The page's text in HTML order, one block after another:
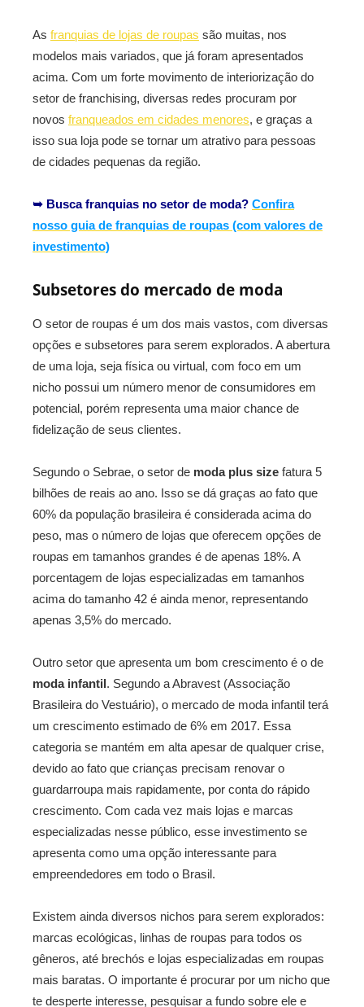
As franquias de lojas de roupas são muitas, nos
modelos mais variados, que já foram apresentados
acima. Com um forte movimento de interiorização do
setor de franchising, diversas redes procuram por
novos franqueados em cidades menores, e graças a
isso sua loja pode se tornar um atrativo para pessoas
de cidades pequenas da região.
➥ Busca franquias no setor de moda? Confira
nosso guia de franquias de roupas (com valores de
investimento)
Subsetores do mercado de moda
O setor de roupas é um dos mais vastos, com diversas
opções e subsetores para serem explorados. A abertura
de uma loja, seja física ou virtual, com foco em um
nicho possui um número menor de consumidores em
potencial, porém representa uma maior chance de
fidelização de seus clientes.
Segundo o Sebrae, o setor de moda plus size fatura 5
bilhões de reais ao ano. Isso se dá graças ao fato que
60% da população brasileira é considerada acima do
peso, mas o número de lojas que oferecem opções de
roupas em tamanhos grandes é de apenas 18%. A
porcentagem de lojas especializadas em tamanhos
acima do tamanho 42 é ainda menor, representando
apenas 3,5% do mercado.
Outro setor que apresenta um bom crescimento é o de
moda infantil. Segundo a Abravest (Associação
Brasileira do Vestuário), o mercado de moda infantil terá
um crescimento estimado de 6% em 2017. Essa
categoria se mantém em alta apesar de qualquer crise,
devido ao fato que crianças precisam renovar o
guardarroupa mais rapidamente, por conta do rápido
crescimento. Com cada vez mais lojas e marcas
especializadas nesse público, esse investimento se
apresenta como uma opção interessante para
empreendedores em todo o Brasil.
Existem ainda diversos nichos para serem explorados:
marcas ecológicas, linhas de roupas para todos os
gêneros, até brechós e lojas especializadas em roupas
mais baratas. O importante é procurar por um nicho que
te desperte interesse, pesquisar a fundo sobre ele e